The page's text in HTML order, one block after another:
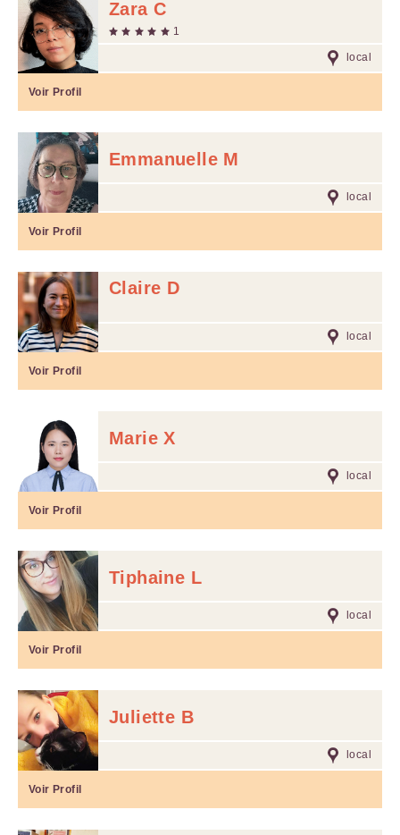
Zara C
1
local
Voir Profil
Emmanuelle M
local
Voir Profil
Claire D
local
Voir Profil
Marie X
local
Voir Profil
Tiphaine L
local
Voir Profil
Juliette B
local
Voir Profil